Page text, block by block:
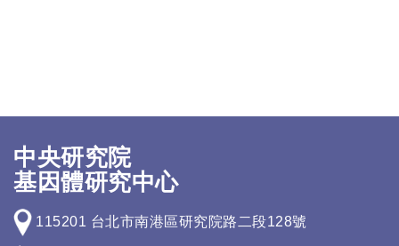
中央研究院
基因體研究中心
115201 台北市南港區研究院路二段128號